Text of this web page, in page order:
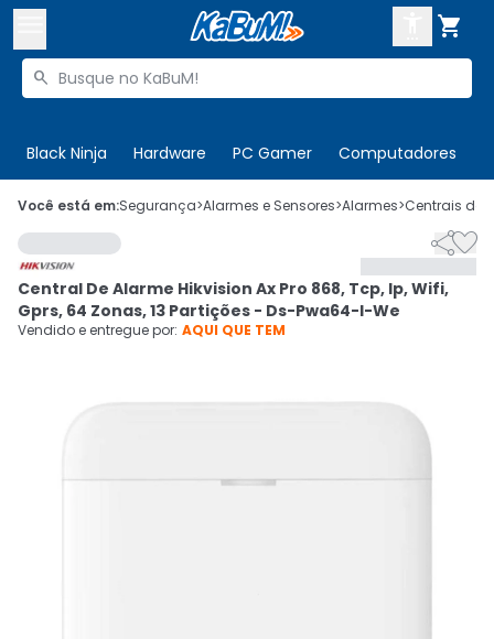

Buscar produtos

Black Ninja Hardware PC Gamer Computadores
 Olá. Acesse sua conta
 Departamentos
Cupons
Ativar tradutor em libras
CADASTRE-SE
Você está em:Segurança>Alarmes e Sensores>Alarmes>Centrais de

Central De Alarme Hikvision Ax Pro 868, Tcp, Ip, Wifi,
Gprs, 64 Zonas, 13 Partições - Ds-Pwa64-l-We
Vendido e entregue por: AQUI QUE TEM